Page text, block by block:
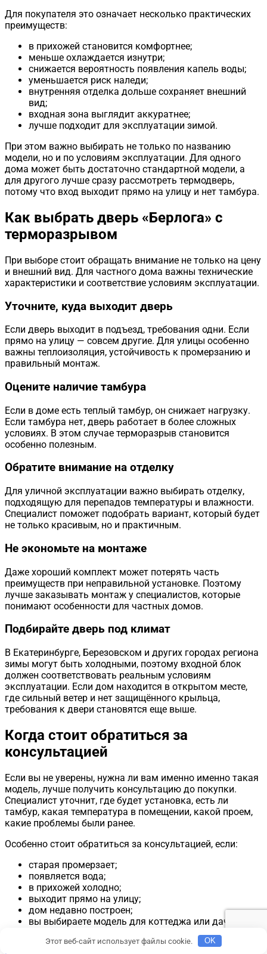
Для покупателя это означает несколько практических
преимуществ:
в прихожей становится комфортнее;
меньше охлаждается изнутри;
снижается вероятность появления капель воды;
уменьшается риск наледи;
внутренняя отделка дольше сохраняет внешний
вид;
входная зона выглядит аккуратнее;
лучше подходит для эксплуатации зимой.
При этом важно выбирать не только по названию
модели, но и по условиям эксплуатации. Для одного
дома может быть достаточно стандартной модели, а
для другого лучше сразу рассмотреть термодверь,
потому что вход выходит прямо на улицу и нет тамбура.
Как выбрать дверь «Берлога» с
терморазрывом
При выборе стоит обращать внимание не только на цену
и внешний вид. Для частного дома важны технические
характеристики и соответствие условиям эксплуатации.
Уточните, куда выходит дверь
Если дверь выходит в подъезд, требования одни. Если
прямо на улицу — совсем другие. Для улицы особенно
важны теплоизоляция, устойчивость к промерзанию и
правильный монтаж.
Оцените наличие тамбура
Если в доме есть теплый тамбур, он снижает нагрузку.
Если тамбура нет, дверь работает в более сложных
условиях. В этом случае терморазрыв становится
особенно полезным.
Обратите внимание на отделку
Для уличной эксплуатации важно выбирать отделку,
подходящую для перепадов температуры и влажности.
Специалист поможет подобрать вариант, который будет
не только красивым, но и практичным.
Не экономьте на монтаже
Даже хороший комплект может потерять часть
преимуществ при неправильной установке. Поэтому
лучше заказывать монтаж у специалистов, которые
понимают особенности для частных домов.
Подбирайте дверь под климат
В Екатеринбурге, Березовском и других городах региона
зимы могут быть холодными, поэтому входной блок
должен соответствовать реальным условиям
эксплуатации. Если дом находится в открытом месте,
где сильный ветер и нет защищённого крыльца,
требования к двери становятся еще выше.
Когда стоит обратиться за
консультацией
Если вы не уверены, нужна ли вам именно именно такая
модель, лучше получить консультацию до покупки.
Специалист уточнит, где будет установка, есть ли
тамбур, какая температура в помещении, какой проем,
какие проблемы были ранее.
Особенно стоит обратиться за консультацией, если:
старая промерзает;
появляется вода;
в прихожей холодно;
выходит прямо на улицу;
дом недавно построен;
вы выбираете модель для коттеджа или дачи;
хотите избежать ошибок при монтаже.
Этот веб-сайт использует файлы cookie. OK